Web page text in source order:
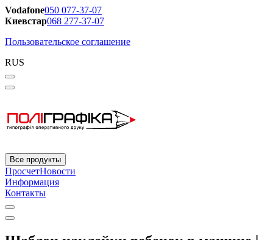
Vodafone050 077-37-07
Киевстар068 277-37-07
Пользовательское соглашение
RUS
Все продукты
ПросчетНовости
Информация
Контакты